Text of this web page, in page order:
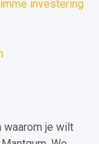
investering
waarom je wilt